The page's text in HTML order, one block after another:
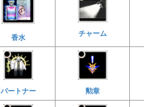
香水 チャーム
パートナー 勲章